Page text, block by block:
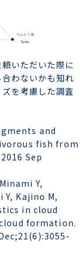
いただいた際に
わないかも知れ
を考慮した調査
and
fish from
Sep
Y,
Kajino M,
in cloud
formation.